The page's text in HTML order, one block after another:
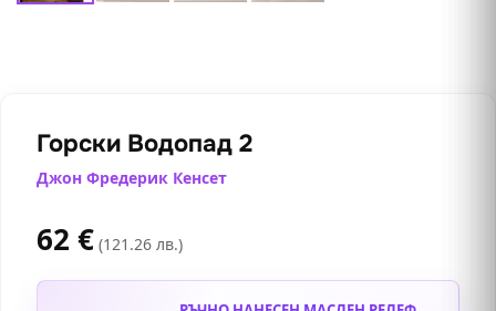
Горски Водопад 2
Джон Фредерик Кенсет
62 € (121.26 лв.)